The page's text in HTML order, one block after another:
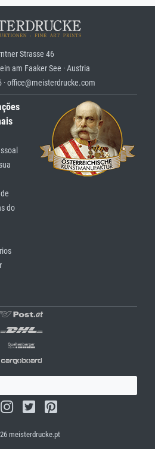
Strasse 46
am Faaker See · Austria
· office@meisterdrucke.com
do
meisterdrucke.pt